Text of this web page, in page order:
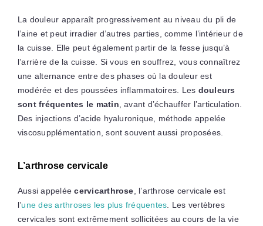
La douleur apparaît progressivement au niveau du pli de
l’aine et peut irradier d’autres parties, comme l’intérieur de
la cuisse. Elle peut également partir de la fesse jusqu’à
l’arrière de la cuisse. Si vous en souffrez, vous connaîtrez
une alternance entre des phases où la douleur est
modérée et des poussées inflammatoires. Les douleurs
sont fréquentes le matin , avant d’échauffer l’articulation.
Des injections d’acide hyaluronique, méthode appelée
viscosupplémentation, sont souvent aussi proposées.
L’arthrose cervicale
Aussi appeléecervicarthrose , l’arthrose cervicale est
l’une des arthroses les plus fréquentes . Les vertèbres
cervicales sont extrêmement sollicitées au cours de la vie